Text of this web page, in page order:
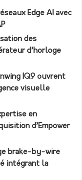
Edge AI avec
des
d’horloge
IQ9 ouvrent
visuelle
en
d’Empower
brake-by-wire
intégrant la